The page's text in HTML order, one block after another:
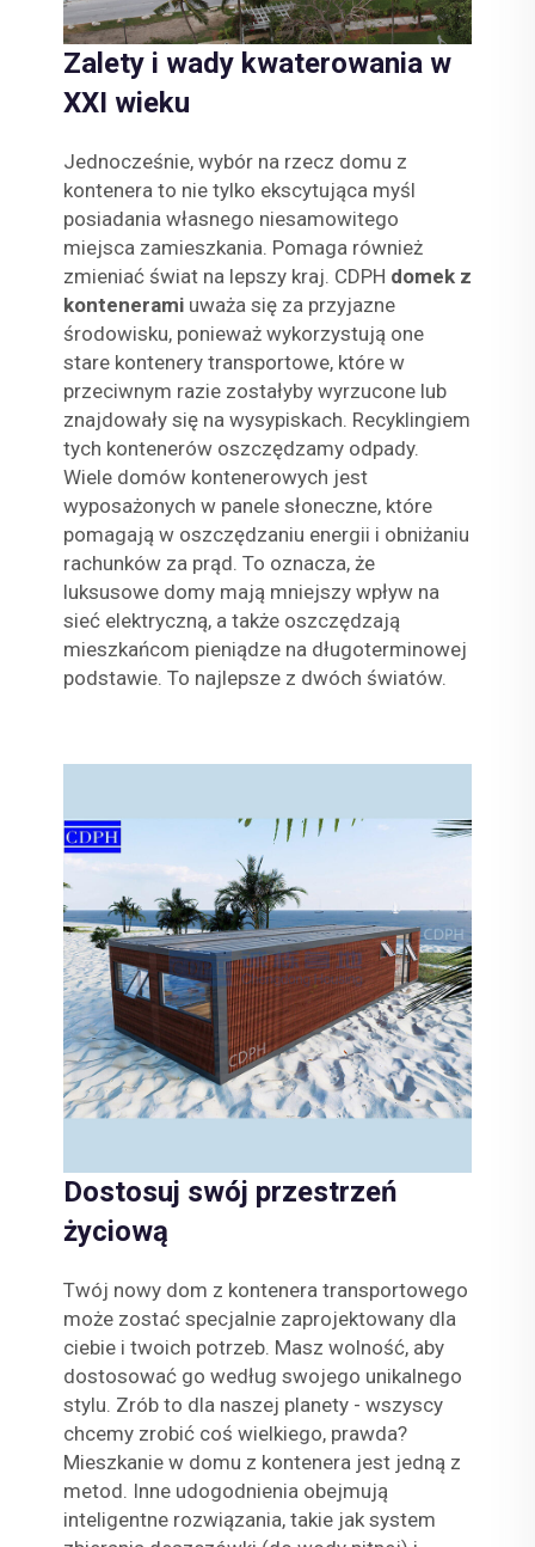
Zalety i wady kwaterowania w
XXI wieku
Jednocześnie, wybór na rzecz domu z
kontenera to nie tylko ekscytująca myśl
posiadania własnego niesamowitego
miejsca zamieszkania. Pomaga również
zmieniać świat na lepszy kraj. CDPH domek z
kontenerami uważa się za przyjazne
środowisku, ponieważ wykorzystują one
stare kontenery transportowe, które w
przeciwnym razie zostałyby wyrzucone lub
znajdowały się na wysypiskach. Recyklingiem
tych kontenerów oszczędzamy odpady.
Wiele domów kontenerowych jest
wyposażonych w panele słoneczne, które
pomagają w oszczędzaniu energii i obniżaniu
rachunków za prąd. To oznacza, że
luksusowe domy mają mniejszy wpływ na
sieć elektryczną, a także oszczędzają
mieszkańcom pieniądze na długoterminowej
podstawie. To najlepsze z dwóch światów.
Dostosuj swój przestrzeń
życiową
Twój nowy dom z kontenera transportowego
może zostać specjalnie zaprojektowany dla
ciebie i twoich potrzeb. Masz wolność, aby
dostosować go według swojego unikalnego
stylu. Zrób to dla naszej planety - wszyscy
chcemy zrobić coś wielkiego, prawda?
Mieszkanie w domu z kontenera jest jedną z
metod. Inne udogodnienia obejmują
inteligentne rozwiązania, takie jak system